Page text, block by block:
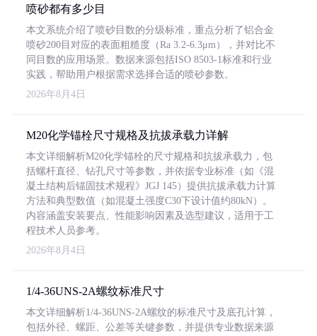
喷砂都有多少目
本文系统介绍了喷砂目数的分级标准，重点分析了铝合金
喷砂200目对应的表面粗糙度（Ra 3.2-6.3μm），并对比不
同目数的应用场景。数据来源包括ISO 8503-1标准和行业
实践，帮助用户根据需求选择合适的喷砂参数。
2026年8月4日
M20化学锚栓尺寸规格及抗拔承载力详解
本文详细解析M20化学锚栓的尺寸规格和抗拔承载力，包
括螺杆直径、钻孔尺寸等参数，并依据专业标准（如《混
凝土结构后锚固技术规程》JGJ 145）提供抗拔承载力计算
方法和典型数值（如混凝土强度C30下设计值约80kN）。
内容涵盖安装要点、性能影响因素及选型建议，适用于工
程技术人员参考。
2026年8月4日
1/4-36UNS-2A螺纹标准尺寸
本文详细解析1/4-36UNS-2A螺纹的标准尺寸及底孔计算，
包括外径、螺距、公差等关键参数，并提供专业数据来源